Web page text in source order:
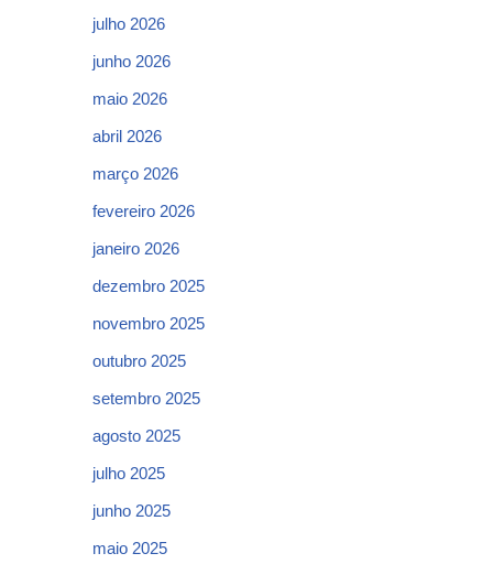
julho 2026
junho 2026
maio 2026
abril 2026
março 2026
fevereiro 2026
janeiro 2026
dezembro 2025
novembro 2025
outubro 2025
setembro 2025
agosto 2025
julho 2025
junho 2025
maio 2025